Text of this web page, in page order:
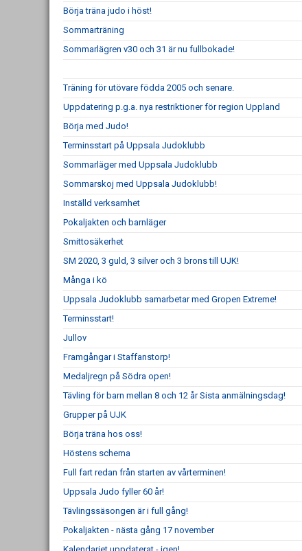
Börja träna judo i höst!
Sommarträning
Sommarlägren v30 och 31 är nu fullbokade!
Träning för utövare födda 2005 och senare.
Uppdatering p.g.a. nya restriktioner för region Uppland
Börja med Judo!
Terminsstart på Uppsala Judoklubb
Sommarläger med Uppsala Judoklubb
Sommarskoj med Uppsala Judoklubb!
Inställd verksamhet
Pokaljakten och barnläger
Smittosäkerhet
SM 2020, 3 guld, 3 silver och 3 brons till UJK!
Många i kö
Uppsala Judoklubb samarbetar med Gropen Extreme!
Terminsstart!
Jullov
Framgångar i Staffanstorp!
Medaljregn på Södra open!
Tävling för barn mellan 8 och 12 år Sista anmälningsdag!
Grupper på UJK
Börja träna hos oss!
Höstens schema
Full fart redan från starten av vårterminen!
Uppsala Judo fyller 60 år!
Tävlingssäsongen är i full gång!
Pokaljakten - nästa gång 17 november